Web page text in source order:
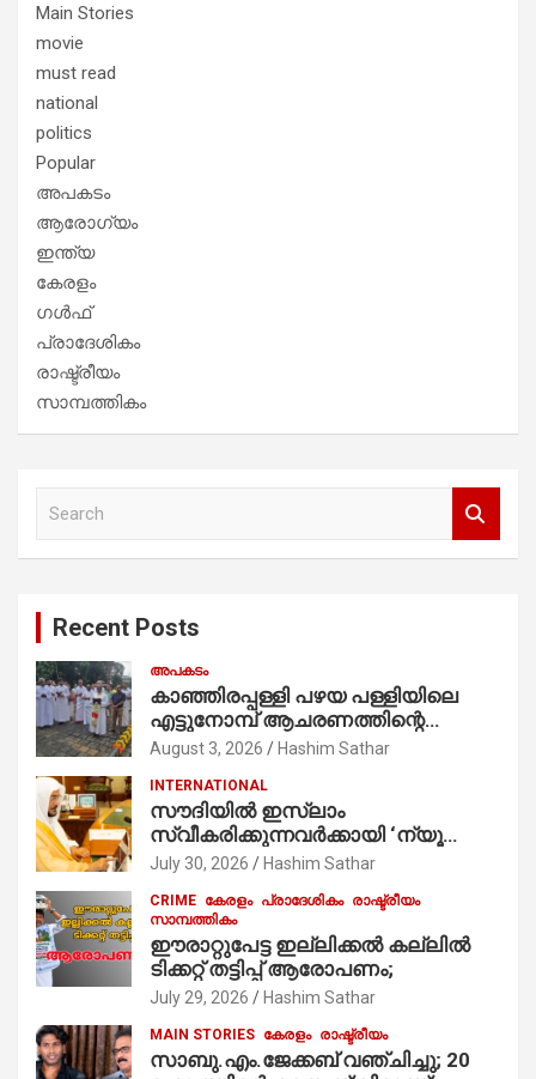
Main Stories
movie
must read
national
politics
Popular
അപകടം
ആരോഗ്യം
ഇന്ത്യ
കേരളം
ഗൾഫ്
പ്രാദേശികം
രാഷ്ട്രീയം
സാമ്പത്തികം
Recent Posts
അപകടം
കാഞ്ഞിരപ്പള്ളി പഴയ പള്ളിയിലെ
എട്ടുനോമ്പ് ആചരണത്തിന്റെ
ഭാഗമായുള്ള പന്തലിന്റെ കാൽനാട്ട്
കുര്യൻ താമരശ്ശേരി
നിർവഹിക്കുന്നു.
August 3, 2026 Hashim Sathar
INTERNATIONAL
സൗദിയില്‍ ഇസ്‌ലാം
സ്വീകരിക്കുന്നവര്‍ക്കായി ‘ന്യൂ
മുസ്ലിം’ ഡിജിറ്റല്‍ കാര്‍ഡ് സേവനം
July 30, 2026 Hashim Sathar
CRIME കേരളം പ്രാദേശികം രാഷ്ട്രീയം
സാമ്പത്തികം
ഈരാറ്റുപേട്ട ഇല്ലിക്കൽ കല്ലിൽ
ടിക്കറ്റ് തട്ടിപ്പ് ആരോപണം;
July 29, 2026 Hashim Sathar
MAIN STORIES കേരളം രാഷ്ട്രീയം
സാബു.എം.ജേക്കബ് വഞ്ചിച്ചു; 20